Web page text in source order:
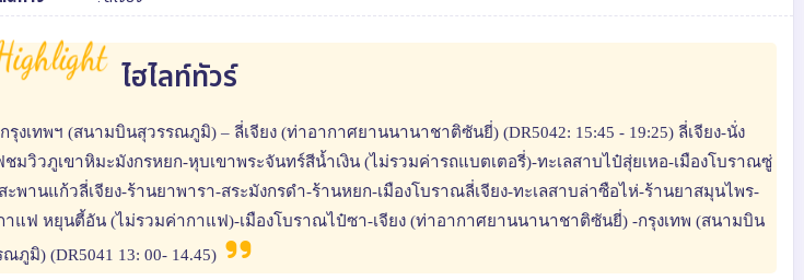
ไฮไลท์ทัวร์
กรุงเทพฯ (สนามบินสุวรรณภูมิ) – ลี่เจียง (ท่าอากาศยานนานาชาติซันยี่) (DR5042: 15:45 - 19:25) ลี่เจียง-นั่ง
ชมวิวภูเขาหิมะมังกรหยก-หุบเขาพระจันทร์สีน้ำเงิน (ไม่รวมค่ารถแบตเตอรี่)-ทะเลสาบไป๋สุ่ยเหอ-เมืองโบราณซู่
ะพานแก้วลี่เจียง-ร้านยาพารา-สระมังกรดำ-ร้านหยก-เมืองโบราณลี่เจียง-ทะเลสาบล่าซือไห่-ร้านยาสมุนไพร-
าแฟ หยุนตี้อัน (ไม่รวมค่ากาแฟ)-เมืองโบราณไป๋ซา-เจียง (ท่าอากาศยานนานาชาติซันยี่) -กรุงเทพ (สนามบิน
ณภูมิ) (DR5041 13: 00- 14.45)